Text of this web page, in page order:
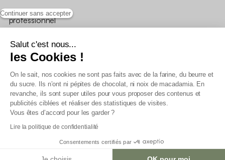
Continuer sans accepter
Salut c'est nous...
les Cookies !
On le sait, nos cookies ne sont pas faits avec de la farine, du beurre et
du sucre. Ils n’ont ni pépites de chocolat, ni noix de macadamia. En
revanche, ils sont super utiles pour vous proposer des contenus et
publicités ciblées et réaliser des statistiques de visites.
Vous êtes d’accord pour les garder ?
Lire la politique de confidentialité
Consentements certifiés par
Je suis
professionnel
Conditions générales de vente
Conditions générales du programme de fidélité
Charte de données personnelles
Conditions générales de vente Pro
Déclaration d’accessibilité